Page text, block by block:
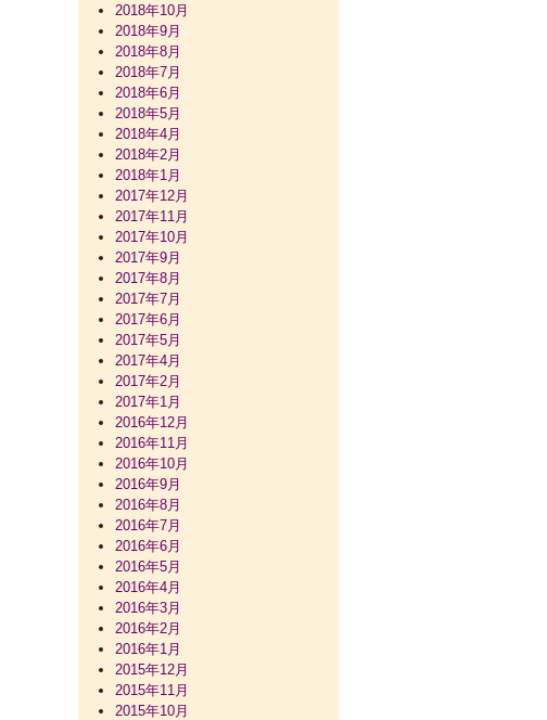
2018年10月
2018年9月
2018年8月
2018年7月
2018年6月
2018年5月
2018年4月
2018年2月
2018年1月
2017年12月
2017年11月
2017年10月
2017年9月
2017年8月
2017年7月
2017年6月
2017年5月
2017年4月
2017年2月
2017年1月
2016年12月
2016年11月
2016年10月
2016年9月
2016年8月
2016年7月
2016年6月
2016年5月
2016年4月
2016年3月
2016年2月
2016年1月
2015年12月
2015年11月
2015年10月